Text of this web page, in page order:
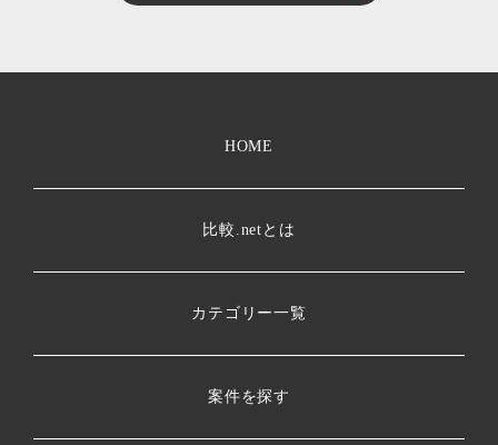
HOME
比較.netとは
カテゴリー一覧
案件を探す